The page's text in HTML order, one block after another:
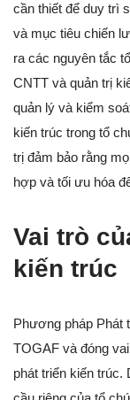
cần thiết để duy trì
và mục tiêu chiến
ra các nguyên tắc
CNTT và quản trị
quản lý và kiểm
kiến trúc trong tổ
trị đảm bảo rằng
hợp và tối ưu hóa
Vai trò
kiến trúc
Phương pháp Phát
TOGAF và đóng
phát triển kiến